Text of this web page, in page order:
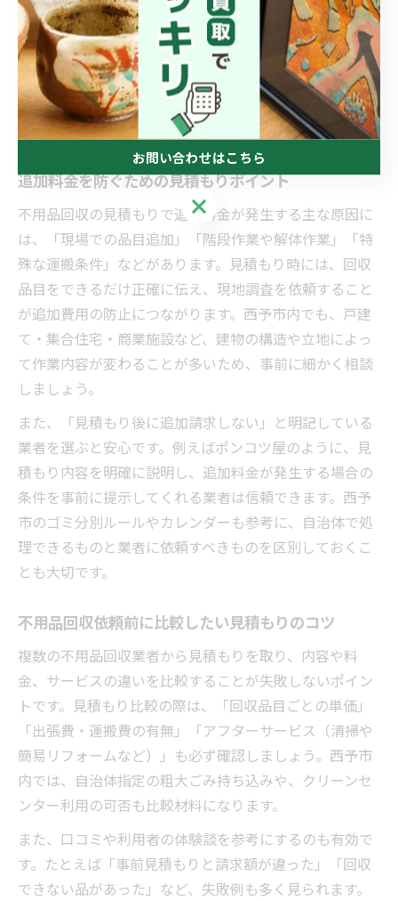
金が別途必要な品目」など、細かい注意事項が記載され
ている場合があります。たとえば、畳やソファなど一部
の品目は、自治体での処分費用や持ち込みの可否が異な
るため、業者に事前に確認しましょう。これらの項目を
事前に把握しておくことで、予期せぬ追加費用や回収不
可によるトラブルを未然に防ぐことができます。
追加料金を防ぐための見積もりポイント
不用品回収の見積もりで追加料金が発生する主な原因に
は、「現場での品目追加」「階段作業や解体作業」「特
殊な運搬条件」などがあります。見積もり時には、回収
品目をできるだけ正確に伝え、現地調査を依頼すること
が追加費用の防止につながります。西予市内でも、戸建
て・集合住宅・商業施設など、建物の構造や立地によっ
て作業内容が変わることが多いため、事前に細かく相談
しましょう。
また、「見積もり後に追加請求しない」と明記している
業者を選ぶと安心です。例えばポンコツ屋のように、見
積もり内容を明確に説明し、追加料金が発生する場合の
条件を事前に提示してくれる業者は信頼できます。西予
市のゴミ分別ルールやカレンダーも参考に、自治体で処
理できるものと業者に依頼すべきものを区別しておくこ
とも大切です。
不用品回収依頼前に比較したい見積もりのコツ
複数の不用品回収業者から見積もりを取り、内容や料
金、サービスの違いを比較することが失敗しないポイン
トです。見積もり比較の際は、「回収品目ごとの単価」
「出張費・運搬費の有無」「アフターサービス（清掃や
簡易リフォームなど）」も必ず確認しましょう。西予市
内では、自治体指定の粗大ごみ持ち込みや、クリーンセ
ンター利用の可否も比較材料になります。
また、口コミや利用者の体験談を参考にするのも有効で
す。たとえば「事前見積もりと請求額が違った」「回収
できない品があった」など、失敗例も多く見られます。
お問い合わせはこちら
お問い合わせはこちら